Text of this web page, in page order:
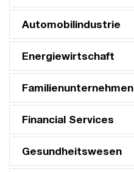
Automobilindustrie
Energiewirtschaft
Financial Services
Gesundheitswesen